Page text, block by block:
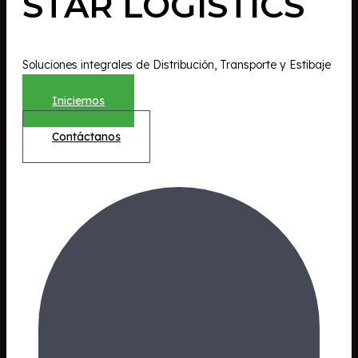
Soluciones integrales de Distribución, Transporte y Estibaje
Iniciemos
Contáctanos